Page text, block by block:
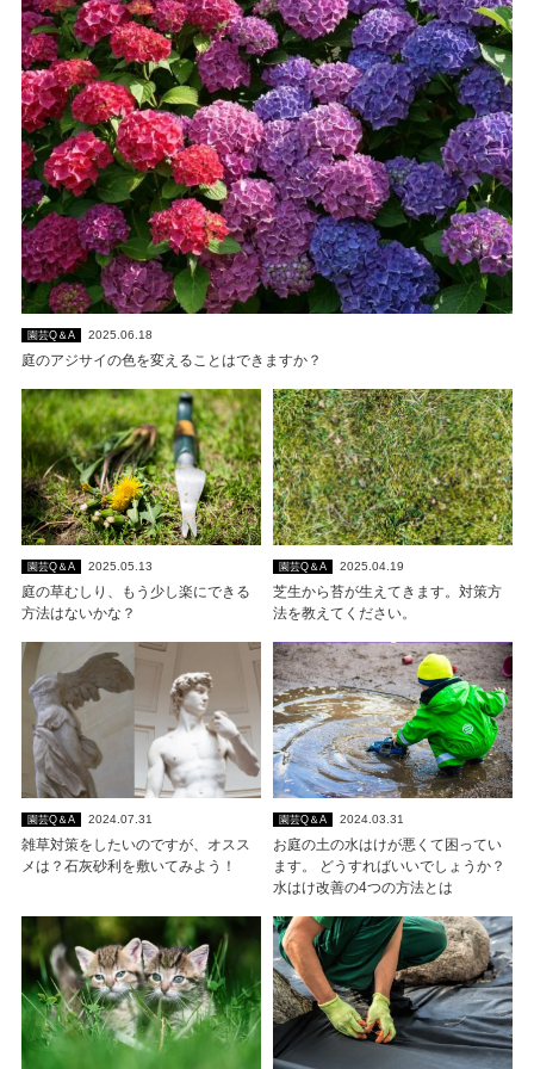
園芸Q＆A 2025.06.18
庭のアジサイの色を変えることはできますか？
園芸Q＆A 2025.05.13
庭の草むしり、もう少し楽にできる
方法はないかな？
園芸Q＆A 2025.04.19
芝生から苔が生えてきます。対策方
法を教えてください。
園芸Q＆A 2024.07.31
雑草対策をしたいのですが、オスス
メは？石灰砂利を敷いてみよう！
園芸Q＆A 2024.03.31
お庭の土の水はけが悪くて困ってい
ます。 どうすればいいでしょうか？
水はけ改善の4つの方法とは